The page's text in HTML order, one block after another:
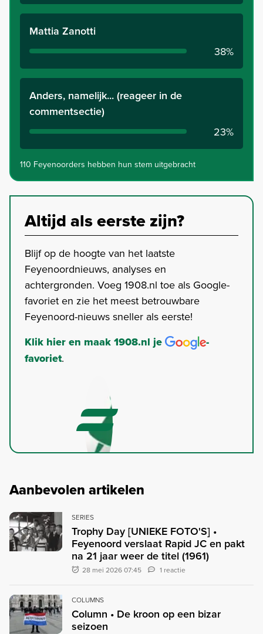
Mattia Zanotti
38%
Anders, namelijk... (reageer in de
commentsectie)
23%
110 Feyenoorders hebben hun stem uitgebracht
Altijd als eerste zijn?
Blijf op de hoogte van het laatste
Feyenoordnieuws, analyses en
achtergronden. Voeg 1908.nl toe als Google-
favoriet en zie het meest betrouwbare
Feyenoord-nieuws sneller als eerste!
Klik hier en maak 1908.nl je
-
favoriet.
Aanbevolen artikelen
SERIES
Trophy Day [UNIEKE FOTO'S] •
Feyenoord verslaat Rapid JC en pakt
na 21 jaar weer de titel (1961)
28 mei 2026 07:45 1 reactie
COLUMNS
Column • De kroon op een bizar
seizoen